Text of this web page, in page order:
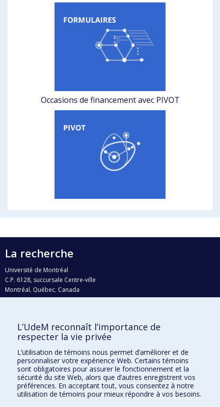
Occasions de financement avec PIVOT
La recherche
Université de Montréal
C.P. 6128, succursale Centre-ville
Montréal, Québec, Canada
H3C 3J7
Qui fait quoi?
Nous trouver
Plan du site
Accessibilité
L’UdeM reconnaît l’importance de
respecter la vie privée
L’utilisation de témoins nous permet d’améliorer et de
personnaliser votre expérience Web. Certains témoins
sont obligatoires pour assurer le fonctionnement et la
sécurité du site Web, alors que d’autres enregistrent vos
préférences. En acceptant tout, vous consentez à notre
utilisation de témoins pour mieux répondre à vos besoins.